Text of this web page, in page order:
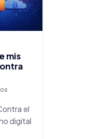
mis
el
digital